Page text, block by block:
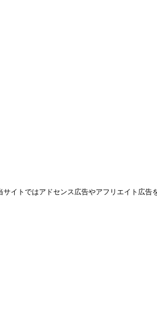
サイトではアドセンス広告やアフリエイト広告